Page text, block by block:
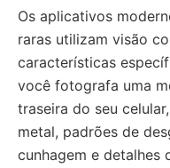
Os aplicativos
raras utilizam visão
características
você fotografa uma
traseira do seu
metal, padrões de
cunhagem e detalhes